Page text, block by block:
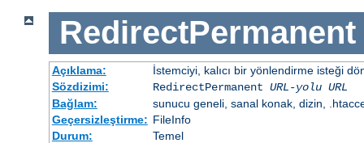
RedirectPermanent
Açıklama:
İstemciyi, kalıcı bir yönlendirme isteği
Sözdizimi:
RedirectPermanent URL-yolu URL
Bağlam:
sunucu geneli, sanal konak, dizin,
Geçersizleştirme: FileInfo
Durum:
Temel